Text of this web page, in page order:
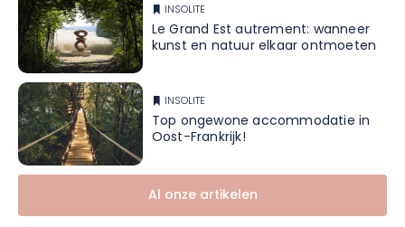
INSOLITE
Le Grand Est autrement: wanneer
kunst en natuur elkaar ontmoeten
INSOLITE
Top ongewone accommodatie in
Oost-Frankrijk!
Al onze artikelen